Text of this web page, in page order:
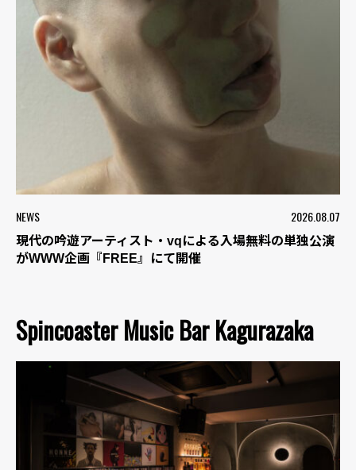
NEWS 2026.08.07
現代の吟遊アーティスト・vqによる入場無料の単独公演
がWWW企画『FREE』にて開催
Spincoaster Music Bar Kagurazaka